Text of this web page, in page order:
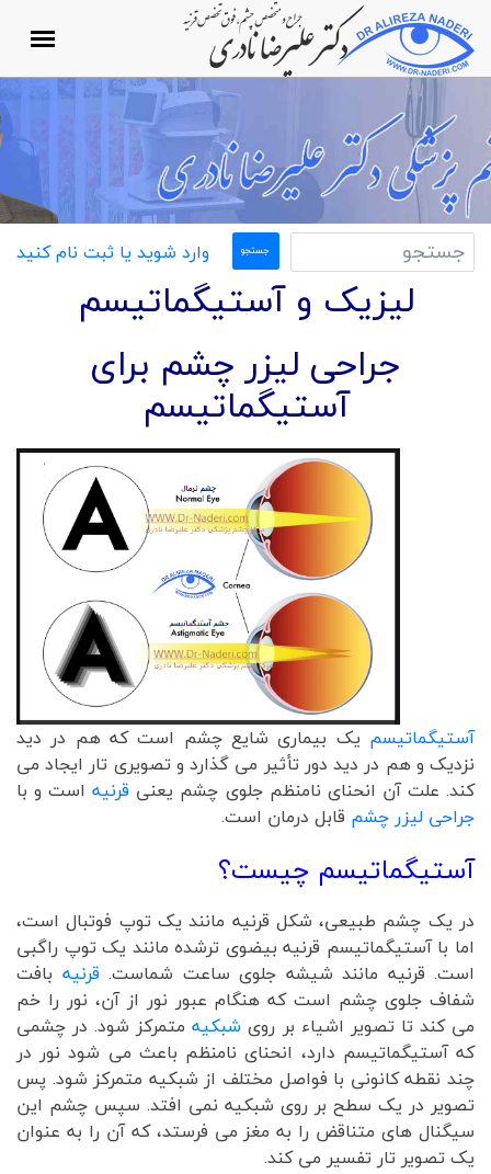
وارد شوید یا ثبت نام کنید
لیزیک و آستیگماتیسم
جراحی لیزر چشم برای
آستیگماتیسم
آستیگماتیسم یک بیماری شایع چشم است که هم در دید
نزدیک و هم در دید دور تأثیر می گذارد و تصویری تار ایجاد می
کند. علت آن انحنای نامنظم جلوی چشم یعنی قرنیهاست و با
جراحی لیزر چشم قابل درمان است.
آستیگماتیسم چیست؟
در یک چشم طبیعی، شکل قرنیه مانند یک توپ فوتبال است،
اما با آستیگماتیسم قرنیه بیضوی ترشده مانند یک توپ راگبی
است. قرنیه مانند شیشه جلوی ساعت شماست. قرنیه بافت
شفاف جلوی چشم است که هنگام عبور نور از آن، نور را خم
می کند تا تصویر اشیاء بر روی شبکیهمتمرکز شود. در چشمی
که آستیگماتیسم دارد، انحنای نامنظم باعث می شود نور در
چند نقطه کانونی با فواصل مختلف از شبکیه متمرکز شود. پس
تصویر در یک سطح بر روی شبکیه نمی افتد. سپس چشم این
سیگنال های متناقض را به مغز می فرستد، که آن را به عنوان
یک تصویر تار تفسیر می کند.